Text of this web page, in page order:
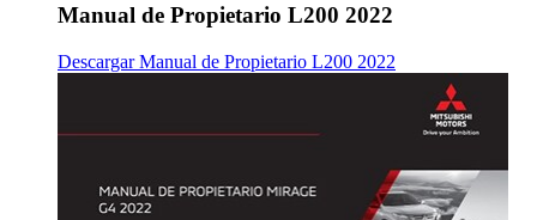
Manual de Propietario L200 2022
Descargar Manual de Propietario L200 2022